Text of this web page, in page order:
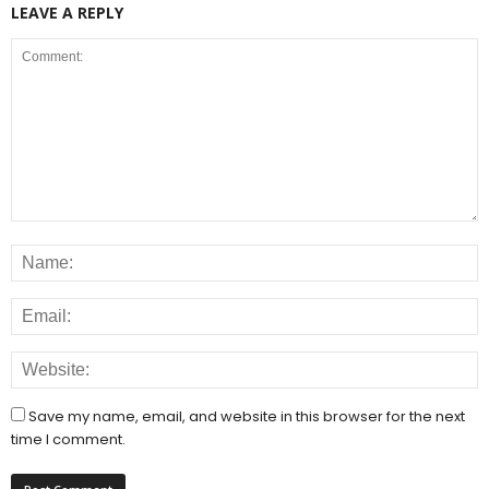
LEAVE A REPLY
Save my name, email, and website in this browser for the next
time I comment.